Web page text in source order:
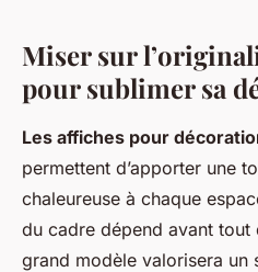
Miser sur
pour sublimer sa
Les affiches pour
permettent d’apporter une
chaleureuse à chaque
du cadre dépend avant
grand modèle valorisera un